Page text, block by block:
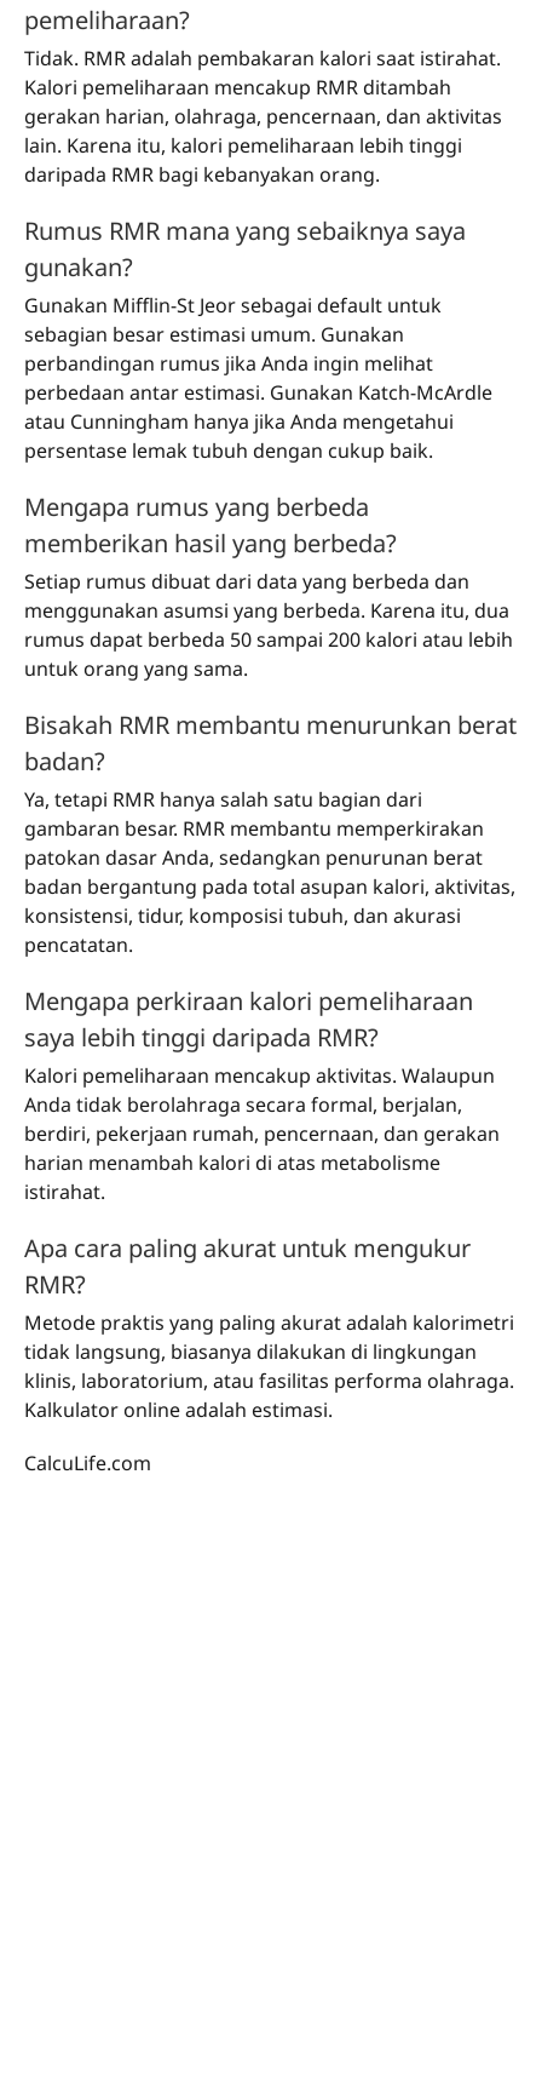
pemeliharaan?
Tidak. RMR adalah pembakaran kalori saat istirahat.
Kalori pemeliharaan mencakup RMR ditambah
gerakan harian, olahraga, pencernaan, dan aktivitas
lain. Karena itu, kalori pemeliharaan lebih tinggi
daripada RMR bagi kebanyakan orang.
Rumus RMR mana yang sebaiknya saya
gunakan?
Gunakan Mifflin-St Jeor sebagai default untuk
sebagian besar estimasi umum. Gunakan
perbandingan rumus jika Anda ingin melihat
perbedaan antar estimasi. Gunakan Katch-McArdle
atau Cunningham hanya jika Anda mengetahui
persentase lemak tubuh dengan cukup baik.
Mengapa rumus yang berbeda
memberikan hasil yang berbeda?
Setiap rumus dibuat dari data yang berbeda dan
menggunakan asumsi yang berbeda. Karena itu, dua
rumus dapat berbeda 50 sampai 200 kalori atau lebih
untuk orang yang sama.
Bisakah RMR membantu menurunkan berat
badan?
Ya, tetapi RMR hanya salah satu bagian dari
gambaran besar. RMR membantu memperkirakan
patokan dasar Anda, sedangkan penurunan berat
badan bergantung pada total asupan kalori, aktivitas,
konsistensi, tidur, komposisi tubuh, dan akurasi
pencatatan.
Mengapa perkiraan kalori pemeliharaan
saya lebih tinggi daripada RMR?
Kalori pemeliharaan mencakup aktivitas. Walaupun
Anda tidak berolahraga secara formal, berjalan,
berdiri, pekerjaan rumah, pencernaan, dan gerakan
harian menambah kalori di atas metabolisme
istirahat.
Apa cara paling akurat untuk mengukur
RMR?
Metode praktis yang paling akurat adalah kalorimetri
tidak langsung, biasanya dilakukan di lingkungan
klinis, laboratorium, atau fasilitas performa olahraga.
Kalkulator online adalah estimasi.
CalcuLife.com